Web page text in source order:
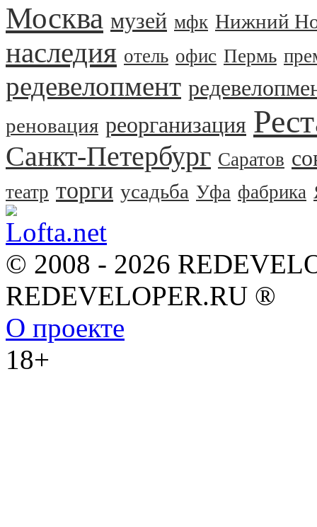
Москва музей мфк Нижний
наследия отель офис Пермь
редевелопмент
реновация реорганизация
Санкт-Петербург Саратов
театр торги усадьба Уфа фабрика
© 2008 - 2026
REDEVELOPER.RU ®
О проекте
18+